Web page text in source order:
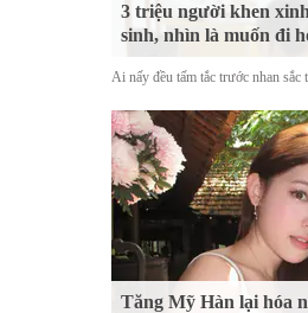
3 triệu người khen
sinh, nhìn là muốn đi
Ai nấy đều tấm tắc trước nhan sắc
Tăng Mỹ Hàn lại hóa